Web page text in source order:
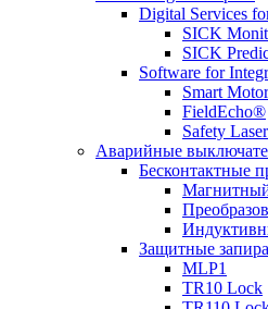
Digital Services
SICK
SICK
Software for
Smart
FieldEcho®
Safety
Аварийные
Бесконтактные
Защитные
MLP1
TR10 Lock